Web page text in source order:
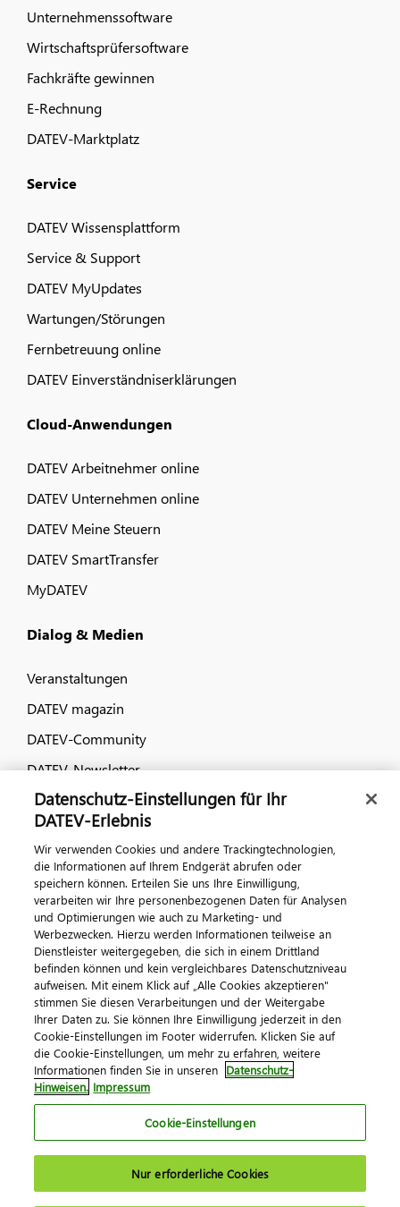
Unternehmenssoftware
Wirtschaftsprüfersoftware
Fachkräfte gewinnen
E-Rechnung
DATEV-Marktplatz
Service
DATEV Wissensplattform
Service & Support
DATEV MyUpdates
Wartungen/Störungen
Fernbetreuung online
DATEV Einverständniserklärungen
Cloud-Anwendungen
DATEV Arbeitnehmer online
DATEV Unternehmen online
DATEV Meine Steuern
DATEV SmartTransfer
MyDATEV
Dialog & Medien
Veranstaltungen
DATEV magazin
DATEV-Community
DATEV-Newsletter
Kontaktieren Sie uns
© 2026 DATEV eG
ImpressumDatenschutzAGB Kontakt
Cookie-Einstellungen
Datenschutz-Einstellungen für Ihr
DATEV-Erlebnis
Wir verwenden Cookies und andere Trackingtechnologien,
die Informationen auf Ihrem Endgerät abrufen oder
speichern können. Erteilen Sie uns Ihre Einwilligung,
verarbeiten wir Ihre personenbezogenen Daten für Analysen
und Optimierungen wie auch zu Marketing- und
Werbezwecken. Hierzu werden Informationen teilweise an
Dienstleister weitergegeben, die sich in einem Drittland
befinden können und kein vergleichbares Datenschutzniveau
aufweisen. Mit einem Klick auf „Alle Cookies akzeptieren"
stimmen Sie diesen Verarbeitungen und der Weitergabe
Ihrer Daten zu. Sie können Ihre Einwilligung jederzeit in den
Cookie-Einstellungen im Footer widerrufen. Klicken Sie auf
die Cookie-Einstellungen, um mehr zu erfahren, weitere
Informationen finden Sie in unseren Datenschutz-
Hinweisen. Impressum
Cookie-Einstellungen
Nur erforderliche Cookies